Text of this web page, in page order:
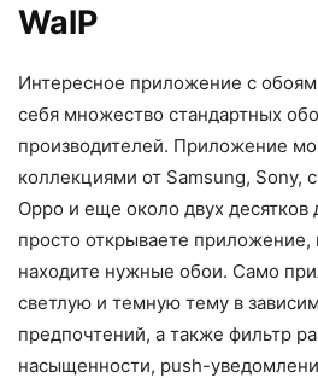
WalP
Интересное приложение с
себя множество стандартных
производителей. Приложение
коллекциями от Samsung, Sony,
Oppo и еще около двух десятков
просто открываете приложение,
находите нужные обои. Само
светлую и темную тему в
предпочтений, а также фильтр
насыщенности, push-